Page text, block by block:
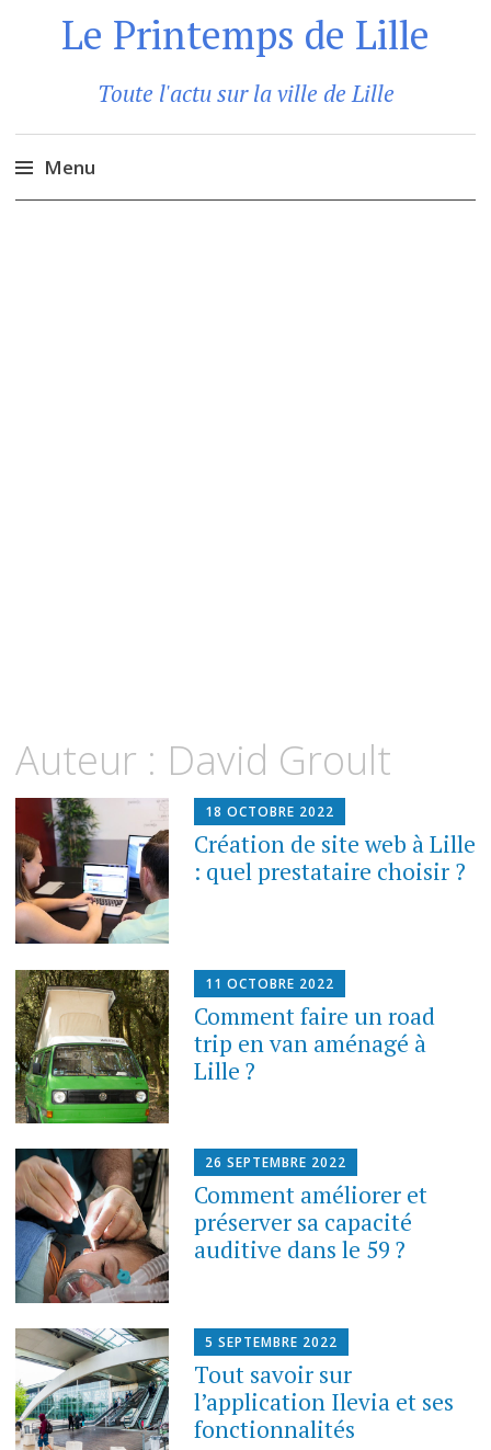
Le Printemps de Lille
Toute l'actu sur la ville de Lille
Menu
Auteur : David Groult
18 OCTOBRE 2022
Création de site web à Lille
: quel prestataire choisir ?
11 OCTOBRE 2022
Comment faire un road
trip en van aménagé à
Lille ?
26 SEPTEMBRE 2022
Comment améliorer et
préserver sa capacité
auditive dans le 59 ?
5 SEPTEMBRE 2022
Tout savoir sur
l’application Ilevia et ses
fonctionnalités